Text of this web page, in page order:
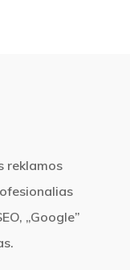
reklamos
„Google”